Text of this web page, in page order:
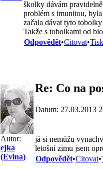
školky dávám
problém s imunitou,
začala dávat tyto
Takže s tobolkami od
Odpovědět•Citovat•Tisk
Autor:
ejka
(Evina)
Re: Co na
Datum: 27.03.2013
já si nemůžu
letošní zimu jsem
Odpovědět•Citovat•